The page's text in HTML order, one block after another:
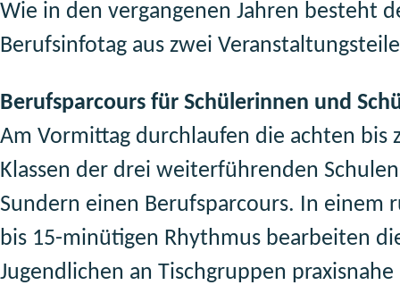
Wie in den vergangenen Jahren besteht
Berufsinfotag aus zwei
Berufsparcours für Schülerinnen und
Am Vormittag durchlaufen die achten bis
Klassen der drei weiterführenden
Sundern einen Berufsparcours. In einem
bis 15-minütigen Rhythmus bearbeiten
Jugendlichen an Tischgruppen praxisnahe